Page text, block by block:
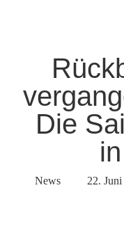
Die
News 22.